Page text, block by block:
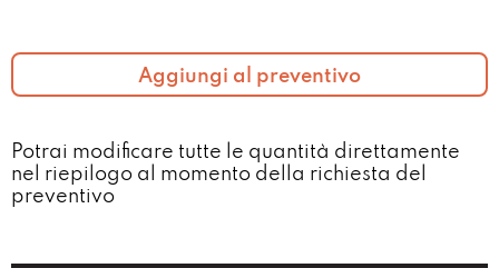
Aggiungi al preventivo
Potrai modificare tutte le quantità direttamente
nel riepilogo al momento della richiesta del
preventivo​